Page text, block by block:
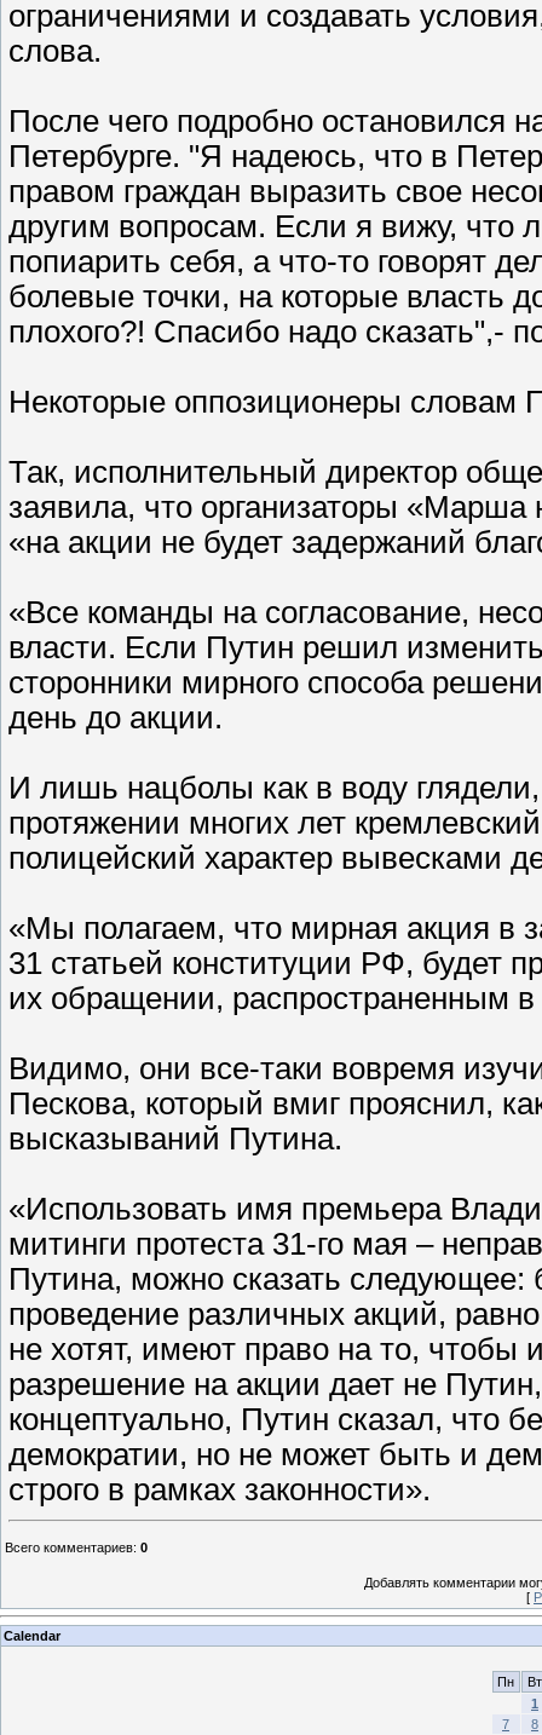
ограничениями и создавать
слова.
После чего подробно остановился
Петербурге. "Я надеюсь, что в
правом граждан выразить свое
другим вопросам. Если я вижу, что
попиарить себя, а что-то говорят
болевые точки, на которые власть
плохого?! Спасибо надо сказать",-
Некоторые оппозиционеры словам
Так, исполнительный директор
заявила, что организаторы «Марша
«на акции не будет задержаний
«Все команды на согласование,
власти. Если Путин решил
сторонники мирного способа
день до акции.
И лишь нацболы как в воду
протяжении многих лет
полицейский характер вывесками
«Мы полагаем, что мирная акция в
31 статьей конституции РФ, будет
их обращении, распространенным
Видимо, они все-таки вовремя
Пескова, который вмиг прояснил,
высказываний Путина.
«Использовать имя премьера
митинги протеста 31-го мая –
Путина, можно сказать следующее:
проведение различных акций,
не хотят, имеют право на то,
разрешение на акции дает не
концептуально, Путин сказал, что
демократии, но не может быть и
строго в рамках законности».
Всего комментариев: 0
Добавлять комментарии
[
Calendar
Пн
Вт
1
7
8